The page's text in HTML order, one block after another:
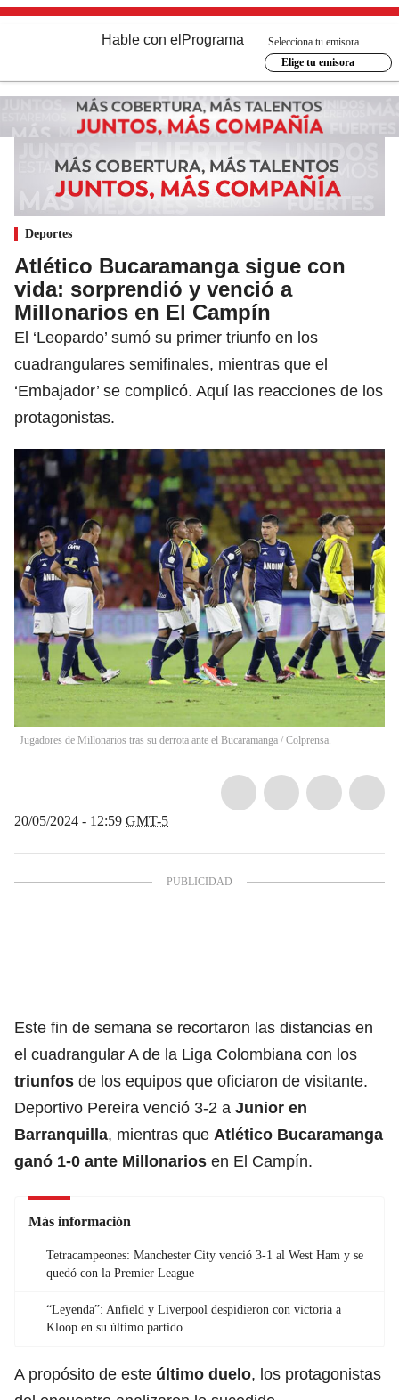
Hable con el Programa
Selecciona tu emisora
Elige tu emisora
Deportes
Atlético Bucaramanga sigue con
vida: sorprendió y venció a
Millonarios en El Campín
El ‘Leopardo’ sumó su primer triunfo en los
cuadrangulares semifinales, mientras que el
‘Embajador’ se complicó. Aquí las reacciones de los
protagonistas.
Jugadores de Millonarios tras su derrota ante el Bucaramanga / Colprensa.
20/05/2024 - 12:59 GMT-5
Este fin de semana se recortaron las distancias en
el cuadrangular A de la Liga Colombiana con los
triunfos de los equipos que oficiaron de visitante.
Deportivo Pereira venció 3-2 a Junior en
Barranquilla, mientras que Atlético Bucaramanga
ganó 1-0 ante Millonarios en El Campín.
Más información
Tetracampeones: Manchester City venció 3-1 al West Ham y se
quedó con la Premier League
“Leyenda”: Anfield y Liverpool despidieron con victoria a
Kloop en su último partido
A propósito de este último duelo, los protagonistas